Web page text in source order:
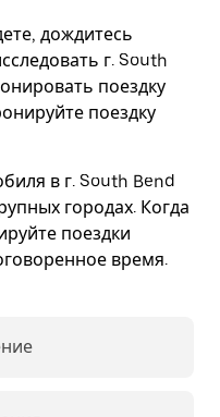
дождитесь
г. South
поездку
поездку
в г. South Bend
городах. Когда
поездки
время.